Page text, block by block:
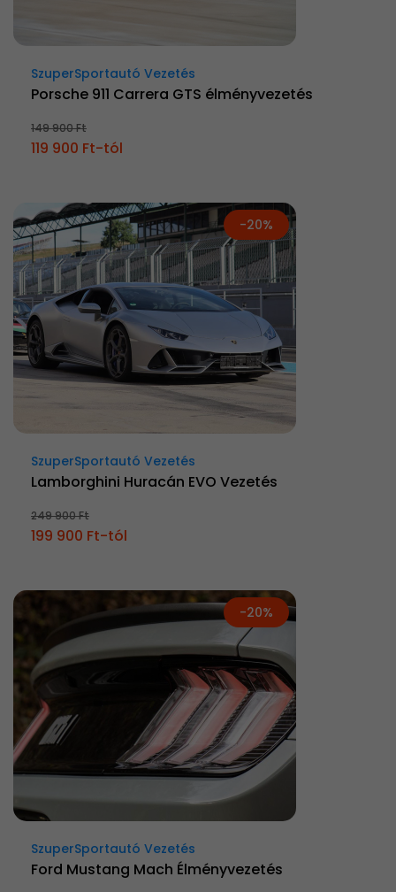
SzuperSportautó Vezetés
Porsche 911 Carrera GTS élményvezetés
149 900 Ft
119 900 Ft-tól
-20%
SzuperSportautó Vezetés
Lamborghini Huracán EVO Vezetés
249 900 Ft
199 900 Ft-tól
-20%
SzuperSportautó Vezetés
Ford Mustang Mach Élményvezetés